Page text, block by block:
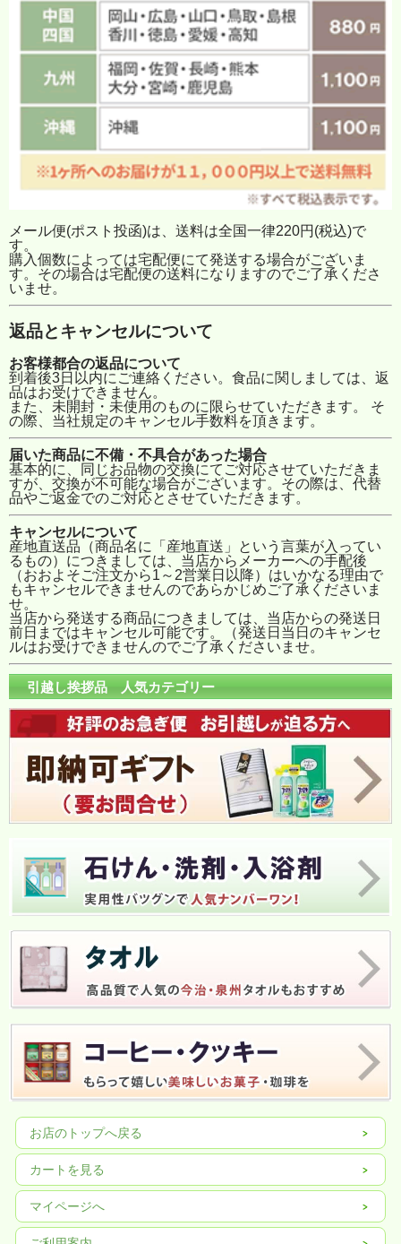
メール便(ポスト投函)は、送料は全国一律220円(税込)で
す。
購入個数によっては宅配便にて発送する場合がございま
す。その場合は宅配便の送料になりますのでご了承くださ
いませ。
返品とキャンセルについて
お客様都合の返品について
到着後3日以内にご連絡ください。食品に関しましては、返
品はお受けできません。
また、未開封・未使用のものに限らせていただきます。 そ
の際、当社規定のキャンセル手数料を頂きます。
届いた商品に不備・不具合があった場合
基本的に、同じお品物の交換にてご対応させていただきま
すが、交換が不可能な場合がございます。その際は、代替
品やご返金でのご対応とさせていただきます。
キャンセルについて
産地直送品（商品名に「産地直送」という言葉が入ってい
るもの）につきましては、当店からメーカーへの手配後
（おおよそご注文から1～2営業日以降）はいかなる理由で
もキャンセルできませんのであらかじめご了承くださいま
せ。
当店から発送する商品につきましては、当店からの発送日
前日まではキャンセル可能です。（発送日当日のキャンセ
ルはお受けできませんのでご了承くださいませ。
引越し挨拶品 人気カテゴリー
お店のトップへ戻る
カートを見る
マイページへ